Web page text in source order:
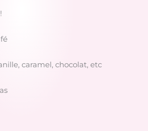
caramel, chocolat, etc